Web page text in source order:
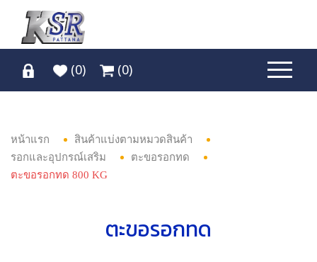
(0) (0)
หน้าแรก
สินค้าแบ่งตามหมวดสินค้า
รอกและอุปกรณ์เสริม
ตะขอรอกทด
ตะขอรอกทด 800 KG
ตะขอรอกทด